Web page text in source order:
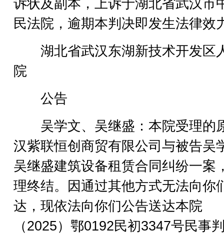
诉状及副本，上诉于湖北省武汉市
民法院，逾期本判决即发生法律效
湖北省武汉东湖新技术开发区
院
公告
吴学文、吴继盛：本院受理的
汉紫联恒创商贸有限公司与被告吴
吴继盛建筑设备租赁合同纠纷一案
理终结。因通过其他方式无法向你
达，现依法向你们公告送达本院
（2025）鄂0192民初3347号民事